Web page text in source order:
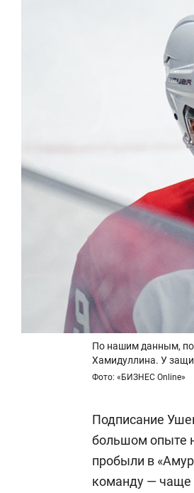
По нашим данным,
Хамидуллина. У
Фото: «БИЗНЕС Online»
Подписание
большом опыте
пробыли в
команду — чаще